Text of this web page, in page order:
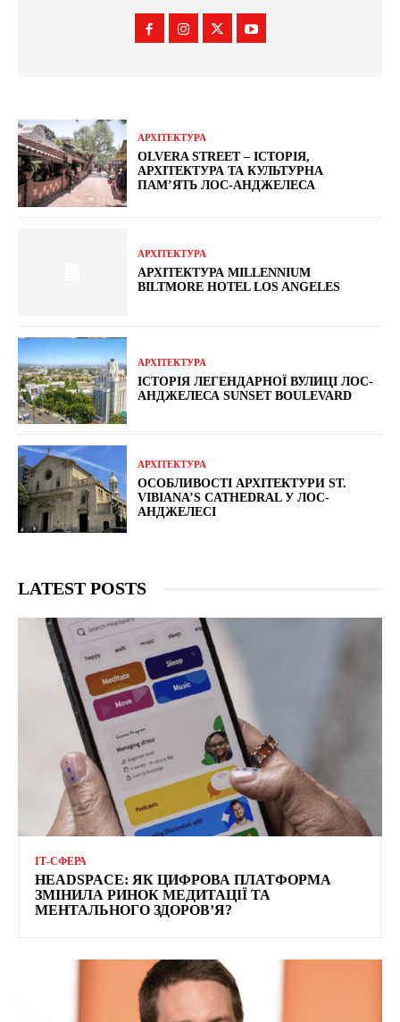
АРХІТЕКТУРА
OLVERA STREET – ІСТОРІЯ,
АРХІТЕКТУРА ТА КУЛЬТУРНА
ПАМ’ЯТЬ ЛОС-АНДЖЕЛЕСА
АРХІТЕКТУРА
АРХІТЕКТУРА MILLENNIUM
BILTMORE HOTEL LOS ANGELES
АРХІТЕКТУРА
ІСТОРІЯ ЛЕГЕНДАРНОЇ ВУЛИЦІ ЛОС-
АНДЖЕЛЕСА SUNSET BOULEVARD
АРХІТЕКТУРА
ОСОБЛИВОСТІ АРХІТЕКТУРИ ST.
VIBIANA’S CATHEDRAL У ЛОС-
АНДЖЕЛЕСІ
LATEST POSTS
ІТ-СФЕРА
HEADSPACE: ЯК ЦИФРОВА ПЛАТФОРМА
ЗМІНИЛА РИНОК МЕДИТАЦІЇ ТА
МЕНТАЛЬНОГО ЗДОРОВ’Я?